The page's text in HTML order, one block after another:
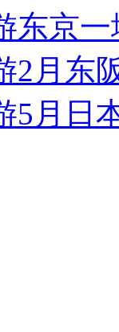
东京
2月东
5月日